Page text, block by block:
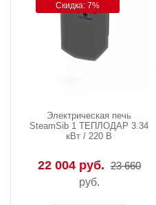
Скидка: 7%
Электрическая печь
SteamSib 1 ТЕПЛОДАР 3.34
кВт / 220 В
22 004 руб. 23 660
руб.